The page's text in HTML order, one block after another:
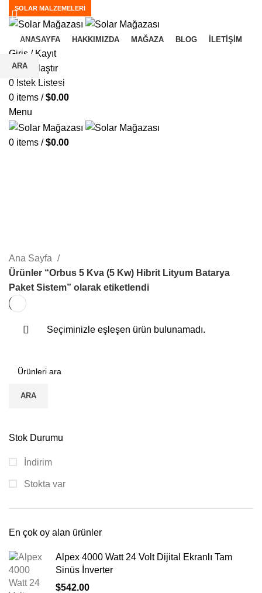
SOLAR MALZEMELERİ
ANASAYFA HAKKIMIZDA MAĞAZA BLOG İLETIŞIM
Giriş / Kayıt
0 Karşılaştır
0 İstek Listesi
0 items / $0.00
Menu
0 items / $0.00
Stok Durumu
İndirim
Stokta var
En çok oy alan ürünler
Alpex 4000 Watt 24 Volt Dijital Ekranlı Tam
Sinüs İnverter
$542.00
Ana Sayfa
Ürünler “Orbus 5 Kva (5 Kw) Hibrit Lityum Batarya
Paket Sistem” olarak etiketlendi
Seçiminizle eşleşen ürün bulunamadı.
ARA
ARA
Aradığınız projeleri görmek için yazmaya başlayın.